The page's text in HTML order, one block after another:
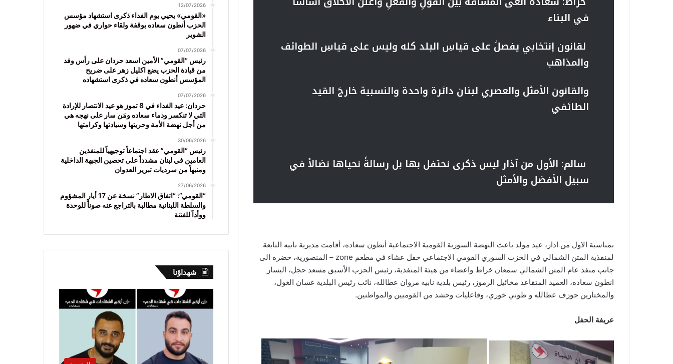
في البناء
لقانون إنتخابي يفصلُ على قياسِ البلد كله وليس على قياسِ الطوائف
والمذاهب
والقانون الأمثل والعصري لبنان دائرة واحدة والنسبية خارجَ القيد
الطائفي
سالم: الأول من آذار ليس ذكرى نحتفل بها بل رسالةً نحياها نضالاً في
سبيل الأفضل والأمثل
بمناسبة الاول من اذار، عيد مولد باعث النهضة السورية القومية الاجتماعية أنطون سعاده، أقامت مديرية نابيه التابعة
لمنفذية المتن الشمالي في الحزب السوري القومي الاجتماعي حفل عشاء في مطعم zone – المنصورية، حضره الى
جانب منفذ عام المتن الشمالي سمعان خراط واعضاء من هيئة المنفذية، رئيس الحزب الأسبق مسعد حجل، اليسار
انطون سعاده، العميد المتقاعد مخائيل الرموز، رئيس بلدية نابيه مروان عطالله، نائب رئيس البلدية غسان الغول،
والمختارين جوزف عطالله و طوني خوري، وفاعليات وحشد من القوميين والمواطنين.
عريفة الحفل
12/07/2026
«القومي» يحيي يوم الفداء ذكرى استشهاد مؤسس
الحزب أنطون سعاده بوقفة ولقاء حواري في ضهور
الشوير
07/07/2026
رئيس “القومي” الأمين اسعد حردان على رأس وفد
من قيادة الحزب يضع اكليل زهر على ضريح
المؤسس أنطون سعاده في ذكرى استشهاده
07/07/2026
حردان: عيد الفداء في 8 تموز هو عيد الانتصار للإرادة
التي لا تنكسر ودماء سعاده ومَن سار على نهجه هي
من أجل نهضة الأمة وحريتها وسيادتها وكرامتها
30/06/2026
رئيس “القومي” عقد اجتماعاً توجيهياً للمنفذين
العامين في لبنان مشدداً على تحصين الجبهة الداخلية
ومنبهاً من سرديات تبرير العدوان
27/06/2026
“القومي”: “اتفاق الاطار” نسخة عن 17 أيار المشؤوم
والسلطة اللبنانية مطالبة بالتراجع عنه صوناً للوحدة
ووأداً للفتنة
شهداؤنا